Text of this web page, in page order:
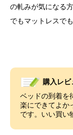
の軋みが気になる
でもマットレスで
購入レビ
ベッドの到着を
楽にできてよか
です。いい買い